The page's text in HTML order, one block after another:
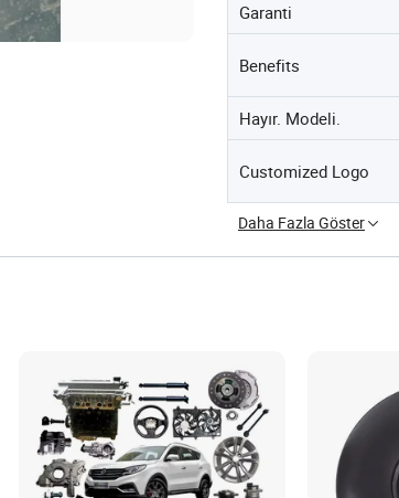
Garanti
Benefits
Hayır. Modeli.
Customized Logo
Daha Fazla Göster